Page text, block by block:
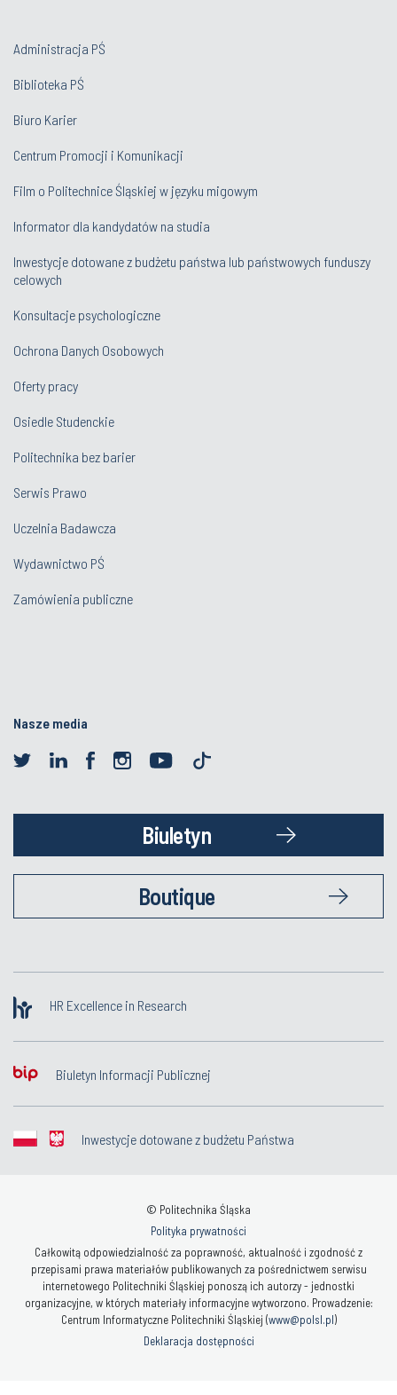
Administracja PŚ
Biblioteka PŚ
Biuro Karier
Centrum Promocji i Komunikacji
Film o Politechnice Śląskiej w języku migowym
Informator dla kandydatów na studia
Inwestycje dotowane z budżetu państwa lub państwowych funduszy
celowych
Konsultacje psychologiczne
Ochrona Danych Osobowych
Oferty pracy
Osiedle Studenckie
Politechnika bez barier
Serwis Prawo
Uczelnia Badawcza
Wydawnictwo PŚ
Zamówienia publiczne
Nasze media
Biuletyn
Boutique
HR Excellence in Research
Biuletyn Informacji Publicznej
Inwestycje dotowane z budżetu Państwa
© Politechnika Śląska
Polityka prywatności
Całkowitą odpowiedzialność za poprawność, aktualność i zgodność z
przepisami prawa materiałów publikowanych za pośrednictwem serwisu
internetowego Politechniki Śląskiej ponoszą ich autorzy - jednostki
organizacyjne, w których materiały informacyjne wytworzono. Prowadzenie:
Centrum Informatyczne Politechniki Śląskiej (www@polsl.pl)
Deklaracja dostępności